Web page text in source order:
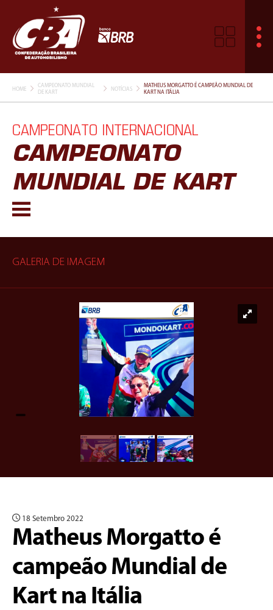
HOME
CAMPEONATO MUNDIAL
DE KART
NOTÍCIAS
MATHEUS MORGATTO É CAMPEÃO MUNDIAL DE
KART NA ITÁLIA
CAMPEONATO INTERNACIONAL
CAMPEONATO
MUNDIAL DE KART
GALERIA DE IMAGEM
18 Setembro 2022
Matheus Morgatto é
campeão Mundial de
Kart na Itália